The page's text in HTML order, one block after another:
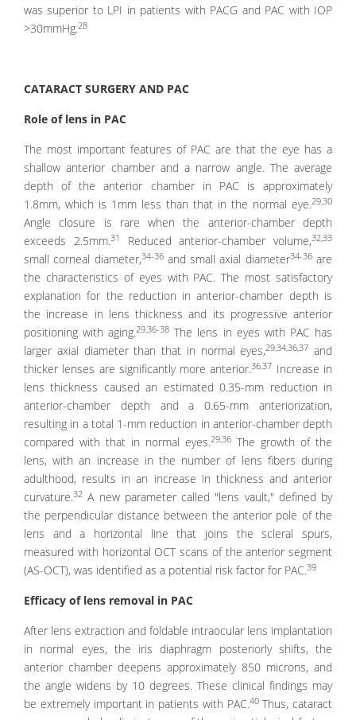
was superior to LPI in patients with PACG and PAC with IOP
>30mmHg.28
CATARACT SURGERY AND PAC
Role of lens in PAC
The most important features of PAC are that the eye has a
shallow anterior chamber and a narrow angle. The average
depth of the anterior chamber in PAC is approximately
1.8mm, which is 1mm less than that in the normal eye.29,30
Angle closure is rare when the anterior-chamber depth
exceeds 2.5mm.31 Reduced anterior-chamber volume,32,33
small corneal diameter,34-36and small axial diameter34-36are
the characteristics of eyes with PAC. The most satisfactory
explanation for the reduction in anterior-chamber depth is
the increase in lens thickness and its progressive anterior
positioning with aging.29,36-38 The lens in eyes with PAC has
larger axial diameter than that in normal eyes,29,34,36,37 and
thicker lenses are significantly more anterior.36,37 Increase in
lens thickness caused an estimated 0.35-mm reduction in
anterior-chamber depth and a 0.65-mm anteriorization,
resulting in a total 1-mm reduction in anterior-chamber depth
compared with that in normal eyes.29,36 The growth of the
lens, with an increase in the number of lens fibers during
adulthood, results in an increase in thickness and anterior
curvature.32 A new parameter called "lens vault," defined by
the perpendicular distance between the anterior pole of the
lens and a horizontal line that joins the scleral spurs,
measured with horizontal OCT scans of the anterior segment
(AS-OCT), was identified as a potential risk factor for PAC.39
Efficacy of lens removal in PAC
After lens extraction and foldable intraocular lens implantation
in normal eyes, the iris diaphragm posteriorly shifts, the
anterior chamber deepens approximately 850 microns, and
the angle widens by 10 degrees. These clinical findings may
be extremely important in patients with PAC.40Thus, cataract